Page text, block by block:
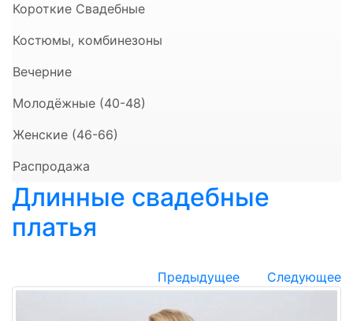
Короткие Свадебные
Костюмы, комбинезоны
Вечерние
Молодёжные (40-48)
Женские (46-66)
Распродажа
Длинные свадебные
платья
Предыдущее Следующее